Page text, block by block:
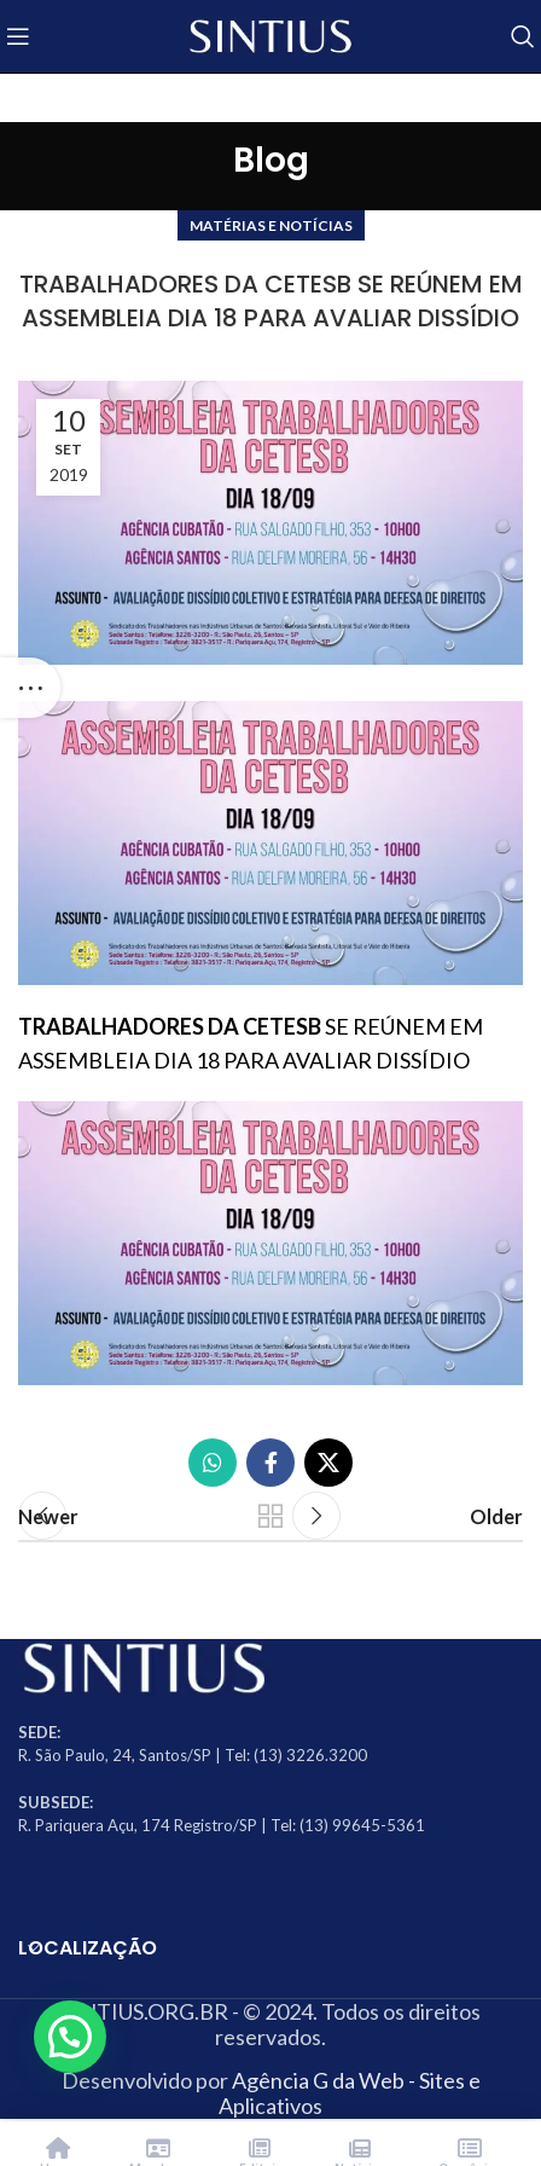
Blog
MATÉRIAS E NOTÍCIAS
TRABALHADORES DA CETESB SE REÚNEM EM
ASSEMBLEIA DIA 18 PARA AVALIAR DISSÍDIO
10
SET
2019
TRABALHADORES DA CETESBSE REÚNEM EM
ASSEMBLEIA DIA 18 PARA AVALIAR DISSÍDIO
Newer Older
SEDE:
R. São Paulo, 24, Santos/SP | Tel: (13) 3226.3200
SUBSEDE:
R. Pariquera Açu, 174 Registro/SP | Tel: (13) 99645-5361
LOCALIZAÇÃO
SINTIUS.ORG.BR - © 2024. Todos os direitos
reservados.
Desenvolvido porAgência G da Web - Sites e
Aplicativos